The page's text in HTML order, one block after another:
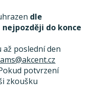
dle
do konce
poslední den
potvrzení
zkoušku